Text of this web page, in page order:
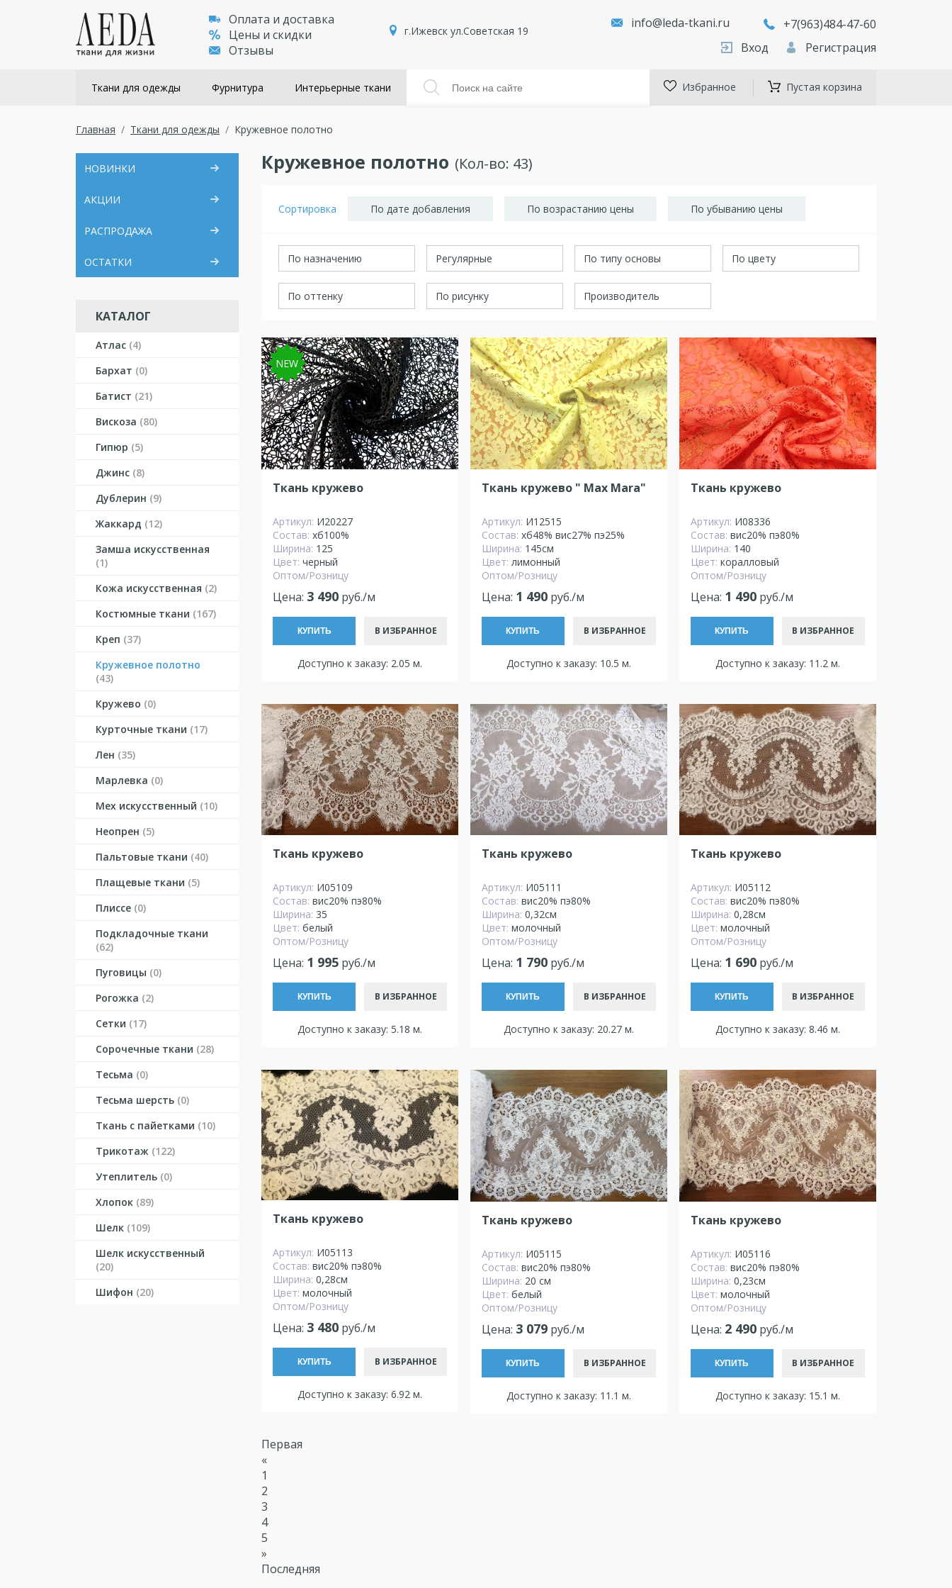
Оплата и доставка
Цены и скидки
Отзывы
г.Ижевск ул.Советская 19
info@leda-tkani.ru
+7(963)484-47-60
Вход
Регистрация
Ткани для одежды Фурнитура Интерьерные ткани Избранное Пустая корзина
Главная Ткани для одежды Кружевное полотно
НОВИНКИ
АКЦИИ
РАСПРОДАЖА
ОСТАТКИ
КАТАЛОГ
Атлас (4)
Бархат (0)
Батист (21)
Вискоза (80)
Гипюр (5)
Джинс (8)
Дублерин (9)
Жаккард (12)
Замша искусственная
(1)
Кожа искусственная (2)
Костюмные ткани (167)
Креп (37)
Кружевное полотно
(43)
Кружево (0)
Курточные ткани (17)
Лен (35)
Марлевка (0)
Мех искусственный (10)
Неопрен (5)
Пальтовые ткани (40)
Плащевые ткани (5)
Плиссе (0)
Подкладочные ткани
(62)
Пуговицы (0)
Рогожка (2)
Сетки (17)
Сорочечные ткани (28)
Тесьма (0)
Тесьма шерсть (0)
Ткань с пайетками (10)
Трикотаж (122)
Утеплитель (0)
Хлопок (89)
Шелк (109)
Шелк искусственный
(20)
Шифон (20)
Кружевное полотно (Кол-во: 43)
Сортировка По дате добавления По возрастанию цены По убыванию цены
По назначению Регулярные По типу основы По цвету
По оттенку По рисунку Производитель
NEW
Ткань кружево
Артикул: И20227
Состав: хб100%
Ширина: 125
Цвет: черный
Оптом/Розницу
Цена: 3 490 руб./м
КУПИТЬ В ИЗБРАННОЕ
Доступно к заказу: 2.05 м.
Ткань кружево " Max Mara"
Артикул: И12515
Состав: хб48% вис27% пэ25%
Ширина: 145см
Цвет: лимонный
Оптом/Розницу
Цена: 1 490руб./м
КУПИТЬ В ИЗБРАННОЕ
Доступно к заказу: 10.5 м.
Ткань кружево
Артикул: И08336
Состав: вис20% пэ80%
Ширина: 140
Цвет: коралловый
Оптом/Розницу
Цена: 1 490руб./м
КУПИТЬ В ИЗБРАННОЕ
Доступно к заказу: 11.2 м.
Ткань кружево
Артикул: И05109
Состав: вис20% пэ80%
Ширина: 35
Цвет: белый
Оптом/Розницу
Цена: 1 995 руб./м
КУПИТЬ В ИЗБРАННОЕ
Доступно к заказу: 5.18 м.
Ткань кружево
Артикул: И05111
Состав: вис20% пэ80%
Ширина: 0,32см
Цвет: молочный
Оптом/Розницу
Цена: 1 790руб./м
КУПИТЬ В ИЗБРАННОЕ
Доступно к заказу: 20.27 м.
Ткань кружево
Артикул: И05112
Состав: вис20% пэ80%
Ширина: 0,28см
Цвет: молочный
Оптом/Розницу
Цена: 1 690руб./м
КУПИТЬ В ИЗБРАННОЕ
Доступно к заказу: 8.46 м.
Ткань кружево
Артикул: И05113
Состав: вис20% пэ80%
Ширина: 0,28см
Цвет: молочный
Оптом/Розницу
Цена: 3 480 руб./м
КУПИТЬ В ИЗБРАННОЕ
Доступно к заказу: 6.92 м.
Ткань кружево
Артикул: И05115
Состав: вис20% пэ80%
Ширина: 20 см
Цвет: белый
Оптом/Розницу
Цена: 3 079руб./м
КУПИТЬ В ИЗБРАННОЕ
Доступно к заказу: 11.1 м.
Ткань кружево
Артикул: И05116
Состав: вис20% пэ80%
Ширина: 0,23см
Цвет: молочный
Оптом/Розницу
Цена: 2 490руб./м
КУПИТЬ В ИЗБРАННОЕ
Доступно к заказу: 15.1 м.
Первая
«
1
2
3
4
5
»
Последняя